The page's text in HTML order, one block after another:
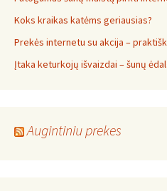
Koks kraikas katėms geriausias?
Prekės internetu su akcija –
Įtaka keturkojų išvaizdai – šunų
Augintiniu prekes